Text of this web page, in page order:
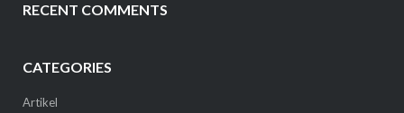
RECENT COMMENTS
CATEGORIES
Artikel